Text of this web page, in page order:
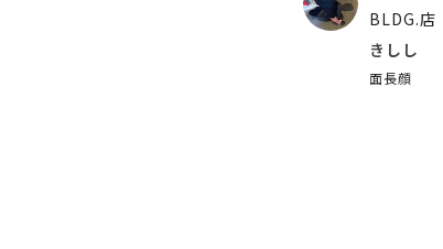
BLDG.店
きしし
面長顔